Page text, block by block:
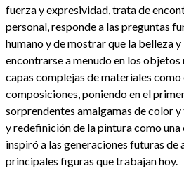
fuerza y expresividad, trata de
personal, responde a las preguntas
humano y de mostrar que la belleza
encontrarse a menudo en los
capas complejas de materiales como
composiciones, poniendo en el
sorprendentes amalgamas de color
y redefinición de la pintura como
inspiró a las generaciones futuras de
principales figuras que trabajan hoy.